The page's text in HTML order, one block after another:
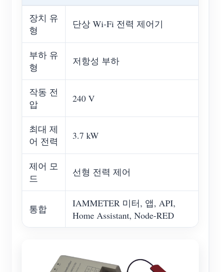
장치 유
형
단상 Wi-Fi 전력 제어기
부하 유
형
저항성 부하
작동 전
압
240 V
최대 제
어 전력
3.7 kW
제어 모
드
선형 전력 제어
통합
IAMMETER 미터, 앱, API,
Home Assistant, Node-RED